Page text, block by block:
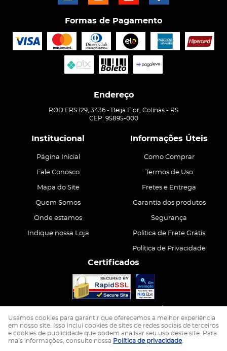
Formas de Pagamento
Endereço
ROD ERS 129, 3436 - Beija Flor, Colinas - RS
CEP: 95895-000
Institucional
Página Inicial
Fale Conosco
Mapa do Site
Quem Somos
Onde estamos
Indique nossa Loja
Informações Úteis
Como Comprar
Termos de Uso
Fretes e Entrega
Garantia dos produtos
Segurança
Politica de Frete Grátis
Política de Privacidade
Certificados
LOJA VIRTUAL CRIADA POR
Usamos cookies para garantir que oferecemos a melhor experiência
em nosso site. Isso inclui cookies de sites de redes sociais de terceiros
e cookies de publicidade que podem analisar seu uso deste site. Para
mais informações, consulte nossa Política de privacidade.